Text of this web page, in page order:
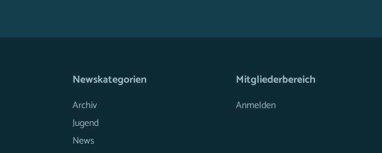
Newskategorien
Archiv
Jugend
News
Mitgliederbereich
Anmelden